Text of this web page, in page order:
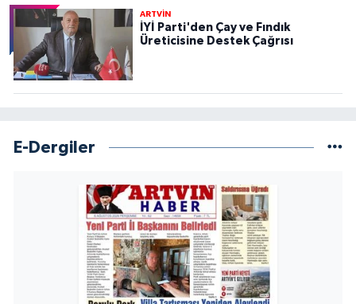
ARTVİN
İYİ Parti'den Çay ve Fındık
Üreticisine Destek Çağrısı
E-Dergiler